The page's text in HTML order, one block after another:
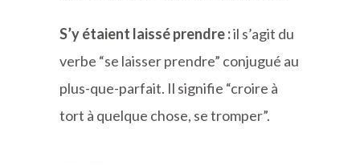
S’y étaient laissé prendre :il s’agit du
verbe “se laisser prendre” conjugué au
plus-que-parfait. Il signifie “croire à
tort à quelque chose, se tromper”.